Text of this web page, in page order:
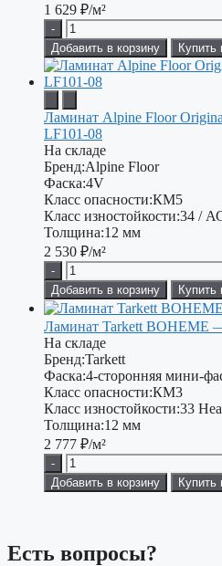
1 629 ₽/м²
-
Добавить в корзину
Купить
Ламинат Alpine Floor
LF101-08
На складе
Бренд:Alpine Floor
Фаска:4V
Класс опасности:КМ5
Класс изностойкости:34 /
Толщина:12 мм
2 530 ₽/м²
-
Добавить в корзину
Купить
Ламинат Tarkett BOHEME
На складе
Бренд:Tarkett
Фаска:4-сторонняя мини-
Класс опасности:КМ3
Класс изностойкости:33
Толщина:12 мм
2 777 ₽/м²
-
Добавить в корзину
Купить
Есть вопросы?